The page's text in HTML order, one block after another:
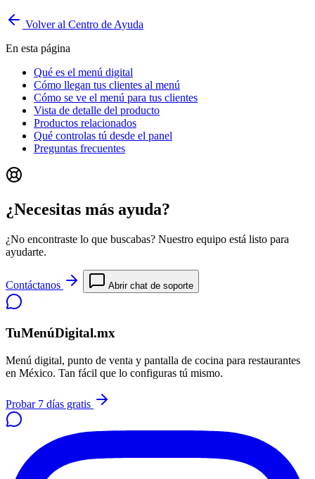
Volver al Centro de Ayuda
En esta página
Qué es el menú digital
Cómo llegan tus clientes al menú
Cómo se ve el menú para tus clientes
Vista de detalle del producto
Productos relacionados
Qué controlas tú desde el panel
Preguntas frecuentes
¿Necesitas más ayuda?
¿No encontraste lo que buscabas? Nuestro equipo está listo para
ayudarte.
Contáctanos Abrir chat de soporte
TuMenúDigital.mx
Menú digital, punto de venta y pantalla de cocina para restaurantes
en México. Tan fácil que lo configuras tú mismo.
Probar 7 días gratis